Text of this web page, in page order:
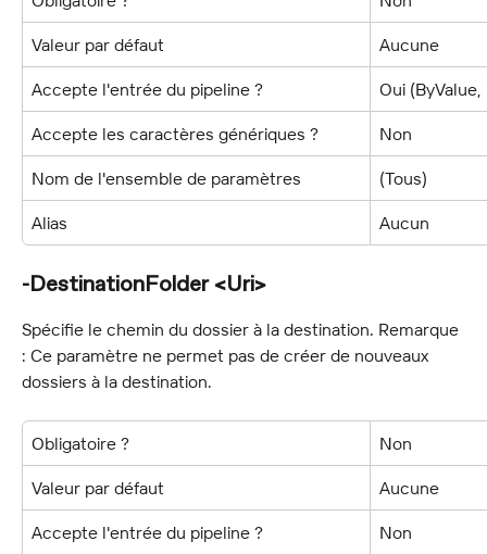
Valeur par défaut Aucune
Accepte l'entrée du pipeline ? Oui
Accepte les caractères génériques ? Non
Nom de l'ensemble de paramètres (Tous)
Alias Aucun
-DestinationFolder <Uri>
Spécifie le chemin du dossier à la destination. Remarque
: Ce paramètre ne permet pas de créer de nouveaux
dossiers à la destination.
Obligatoire ? Non
Valeur par défaut Aucune
Accepte l'entrée du pipeline ? Non